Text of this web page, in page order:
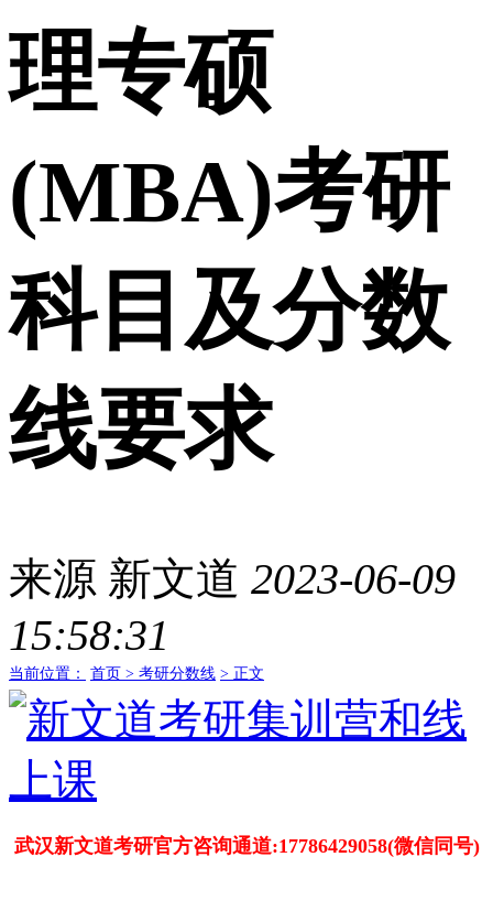
理专硕
(MBA)考研
科目及分数
线要求
来源 新文道 2023-06-09
15:58:31
当前位置： 首页 > 考研分数线 > 正文
武汉新文道考研官方咨询通道:17786429058(微信同号)